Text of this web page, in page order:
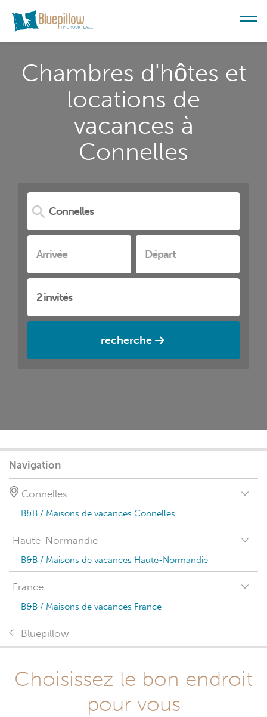
Chambres d'hôtes et
locations de
vacances à
Connelles
recherche
Navigation
Connelles
B&B / Maisons de vacances Connelles
Haute-Normandie
B&B / Maisons de vacances Haute-Normandie
France
B&B / Maisons de vacances France
Bluepillow
Choisissez le bon endroit
pour vous